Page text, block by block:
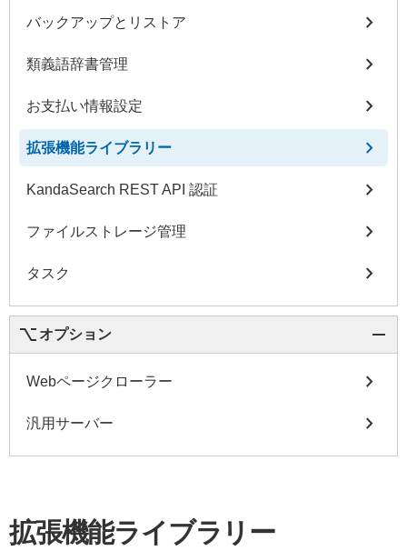
バックアップとリストア chevron_right
類義語辞書管理 chevron_right
お支払い情報設定 chevron_right
拡張機能ライブラリー chevron_right
KandaSearch REST API 認証 chevron_right
ファイルストレージ管理 chevron_right
タスク chevron_right
keyboard_option_key オプション remove
Webページクローラー chevron_right
汎用サーバー chevron_right
拡張機能ライブラリー